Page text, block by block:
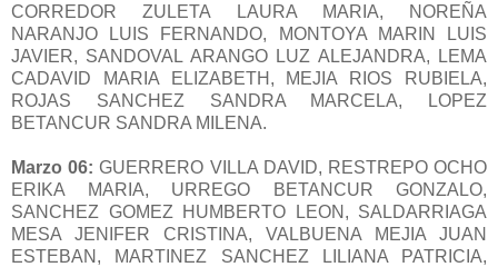
CORREDOR ZULETA LAURA MARIA, NOREÑA
NARANJO LUIS FERNANDO, MONTOYA MARIN LUIS
JAVIER, SANDOVAL ARANGO LUZ ALEJANDRA, LEMA
CADAVID MARIA ELIZABETH, MEJIA RIOS RUBIELA,
ROJAS SANCHEZ SANDRA MARCELA, LOPEZ
BETANCUR SANDRA MILENA.
Marzo 06: GUERRERO VILLA DAVID, RESTREPO OCHO
ERIKA MARIA, URREGO BETANCUR GONZALO,
SANCHEZ GOMEZ HUMBERTO LEON, SALDARRIAGA
MESA JENIFER CRISTINA, VALBUENA MEJIA JUAN
ESTEBAN, MARTINEZ SANCHEZ LILIANA PATRICIA,